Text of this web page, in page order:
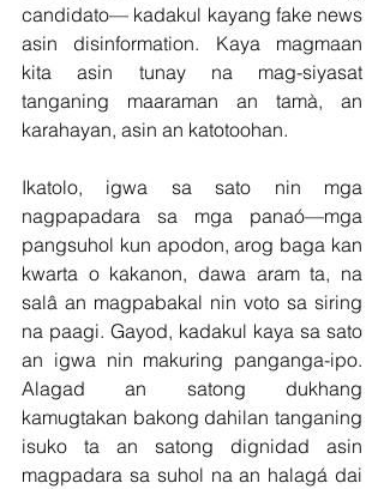
candidato— kadakul kayang fake news
asin disinformation. Kaya magmaan
kita asin tunay na mag-siyasat
tanganing maaraman an tamà, an
karahayan, asin an katotoohan.
Ikatolo, igwa sa sato nin mga
nagpapadara sa mga panaó—mga
pangsuhol kun apodon, arog baga kan
kwarta o kakanon, dawa aram ta, na
salâ an magpabakal nin voto sa siring
na paagi. Gayod, kadakul kaya sa sato
an igwa nin makuring panganga-ipo.
Alagad an satong dukhang
kamugtakan bakong dahilan tanganing
isuko ta an satong dignidad asin
magpadara sa suhol na an halagá dai